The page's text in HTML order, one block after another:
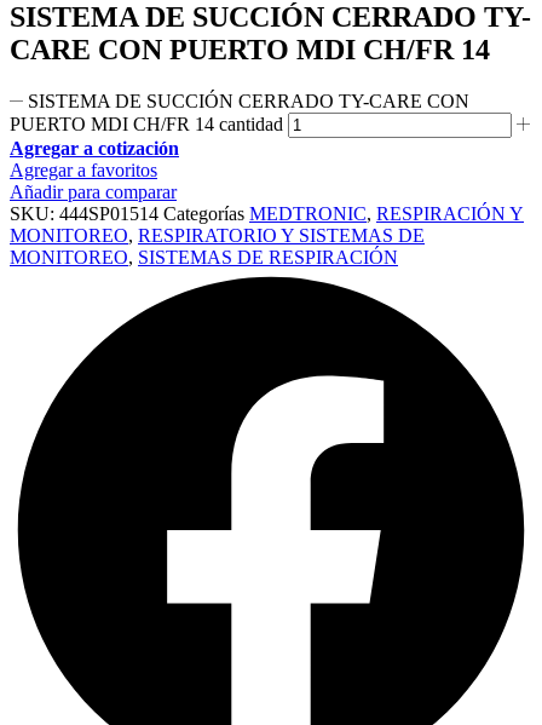
SISTEMA DE SUCCIÓN CERRADO TY-
CARE CON PUERTO MDI CH/FR 14
SISTEMA DE SUCCIÓN CERRADO TY-CARE CON
PUERTO MDI CH/FR 14 cantidad
Agregar a cotización
Agregar a favoritos
Añadir para comparar
SKU: 444SP01514 Categorías MEDTRONIC, RESPIRACIÓN Y
MONITOREO, RESPIRATORIO Y SISTEMAS DE
MONITOREO, SISTEMAS DE RESPIRACIÓN